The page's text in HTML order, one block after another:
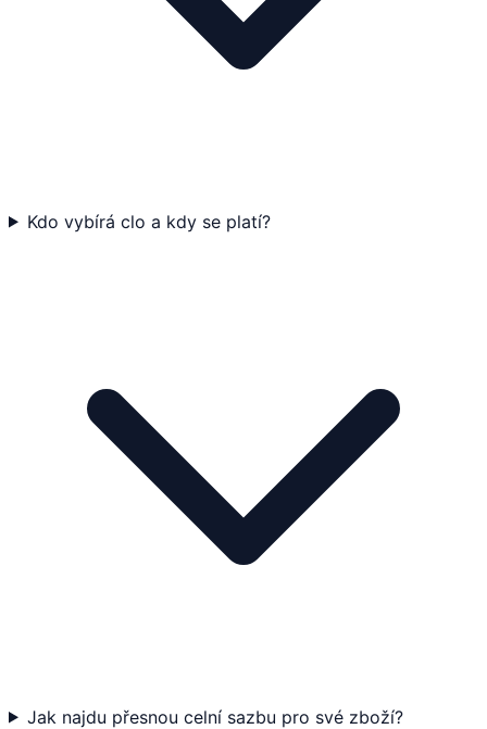
Kdo vybírá clo a kdy se platí?
Jak najdu přesnou celní sazbu pro své zboží?